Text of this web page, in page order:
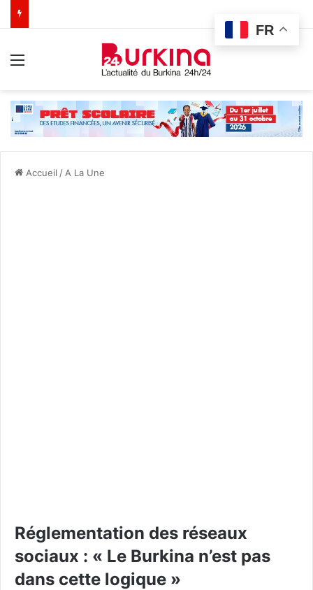
Accueil / A La Une
Réglementation des réseaux
sociaux : « Le Burkina n’est pas
dans cette logique »
FR